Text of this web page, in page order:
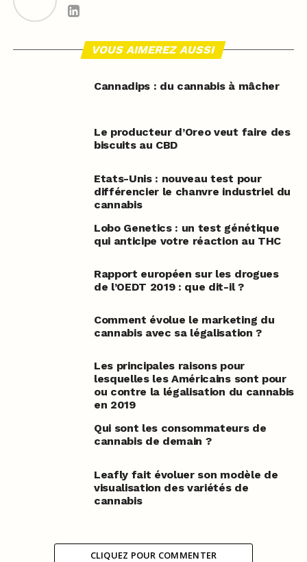
VOUS AIMEREZ AUSSI
Cannadips : du cannabis à mâcher
Le producteur d’Oreo veut faire des
biscuits au CBD
Etats-Unis : nouveau test pour
différencier le chanvre industriel du
cannabis
Lobo Genetics : un test génétique
qui anticipe votre réaction au THC
Rapport européen sur les drogues
de l’OEDT 2019 : que dit-il ?
Comment évolue le marketing du
cannabis avec sa légalisation ?
Les principales raisons pour
lesquelles les Américains sont pour
ou contre la légalisation du cannabis
en 2019
Qui sont les consommateurs de
cannabis de demain ?
Leafly fait évoluer son modèle de
visualisation des variétés de
cannabis
CLIQUEZ POUR COMMENTER